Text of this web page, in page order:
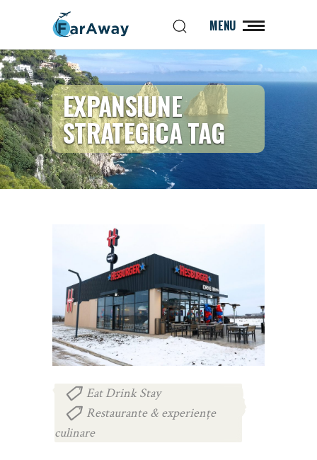
MENU
EXPANSIUNE
STRATEGICA TAG
Eat Drink Stay
Restaurante & experiențe
culinare